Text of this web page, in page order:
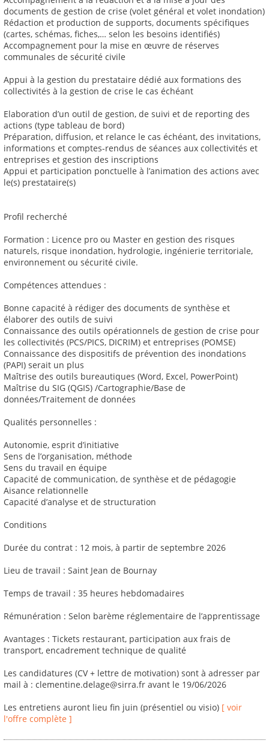
documents de gestion de crise (volet général et volet inondation)
Rédaction et production de supports, documents spécifiques
(cartes, schémas, fiches,… selon les besoins identifiés)
Accompagnement pour la mise en œuvre de réserves
communales de sécurité civile
Appui à la gestion du prestataire dédié aux formations des
collectivités à la gestion de crise le cas échéant
Elaboration d’un outil de gestion, de suivi et de reporting des
actions (type tableau de bord)
Préparation, diffusion, et relance le cas échéant, des invitations,
informations et comptes-rendus de séances aux collectivités et
entreprises et gestion des inscriptions
Appui et participation ponctuelle à l’animation des actions avec
le(s) prestataire(s)
Profil recherché
Formation : Licence pro ou Master en gestion des risques
naturels, risque inondation, hydrologie, ingénierie territoriale,
environnement ou sécurité civile.
Compétences attendues :
Bonne capacité à rédiger des documents de synthèse et
élaborer des outils de suivi
Connaissance des outils opérationnels de gestion de crise pour
les collectivités (PCS/PICS, DICRIM) et entreprises (POMSE)
Connaissance des dispositifs de prévention des inondations
(PAPI) serait un plus
Maîtrise des outils bureautiques (Word, Excel, PowerPoint)
Maîtrise du SIG (QGIS) /Cartographie/Base de
données/Traitement de données
Qualités personnelles :
Autonomie, esprit d’initiative
Sens de l’organisation, méthode
Sens du travail en équipe
Capacité de communication, de synthèse et de pédagogie
Aisance relationnelle
Capacité d’analyse et de structuration
Conditions
Durée du contrat : 12 mois, à partir de septembre 2026
Lieu de travail : Saint Jean de Bournay
Temps de travail : 35 heures hebdomadaires
Rémunération : Selon barème réglementaire de l’apprentissage
Avantages : Tickets restaurant, participation aux frais de
transport, encadrement technique de qualité
Les candidatures (CV + lettre de motivation) sont à adresser par
mail à : clementine.delage@sirra.fr avant le 19/06/2026
Les entretiens auront lieu fin juin (présentiel ou visio) [ voir
l'offre complète ]